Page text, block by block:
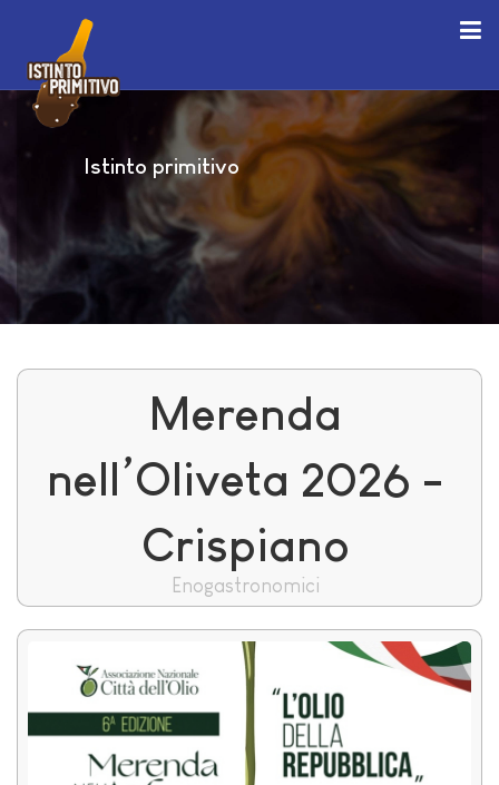
Istinto primitivo
Merenda
nell’Oliveta 2026 -
Crispiano
Enogastronomici